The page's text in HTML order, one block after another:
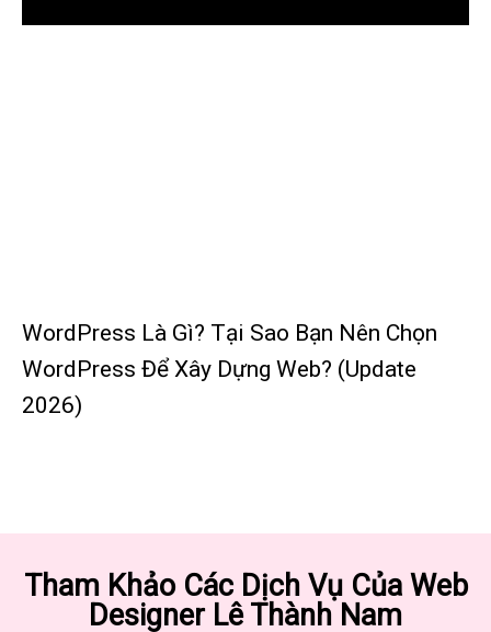
WordPress Là Gì? Tại Sao Bạn Nên Chọn
WordPress Để Xây Dựng Web? (Update
2026)
Tham Khảo Các Dịch Vụ Của Web
Designer Lê Thành Nam